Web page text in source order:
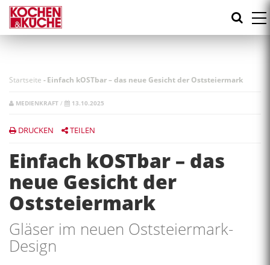
Direkt
zum
Inhalt
Startseite -Einfach kOSTbar – das neue Gesicht der Oststeiermark
MEDIENKRAFT / 13.10.2025
DRUCKEN TEILEN
Einfach kOSTbar – das
neue Gesicht der
Oststeiermark
Gläser im neuen Oststeiermark-
Design